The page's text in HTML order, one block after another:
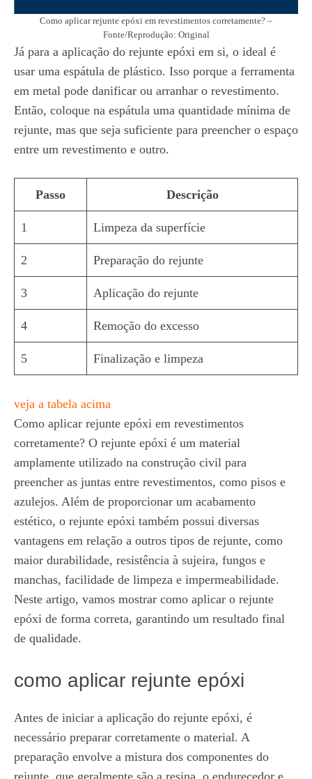
Como aplicar rejunte epóxi em revestimentos corretamente? –
Fonte/Reprodução: Original
Já para a aplicação do rejunte epóxi em si, o ideal é
usar uma espátula de plástico. Isso porque a ferramenta
em metal pode danificar ou arranhar o revestimento.
Então, coloque na espátula uma quantidade mínima de
rejunte, mas que seja suficiente para preencher o espaço
entre um revestimento e outro.
Passo Descrição
1 Limpeza da superfície
2 Preparação do rejunte
3 Aplicação do rejunte
4 Remoção do excesso
5 Finalização e limpeza
veja a tabela acima
Como aplicar rejunte epóxi em revestimentos
corretamente? O rejunte epóxi é um material
amplamente utilizado na construção civil para
preencher as juntas entre revestimentos, como pisos e
azulejos. Além de proporcionar um acabamento
estético, o rejunte epóxi também possui diversas
vantagens em relação a outros tipos de rejunte, como
maior durabilidade, resistência à sujeira, fungos e
manchas, facilidade de limpeza e impermeabilidade.
Neste artigo, vamos mostrar como aplicar o rejunte
epóxi de forma correta, garantindo um resultado final
de qualidade.
como aplicar rejunte epóxi
Antes de iniciar a aplicação do rejunte epóxi, é
necessário preparar corretamente o material. A
preparação envolve a mistura dos componentes do
rejunte, que geralmente são a resina, o endurecedor e